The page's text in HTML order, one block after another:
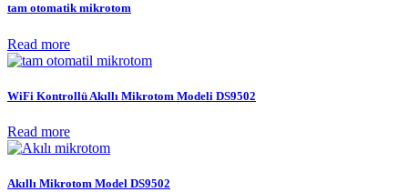
tam otomatik mikrotom
Read more
WiFi Kontrollü Akıllı Mikrotom Modeli DS9502
Read more
Akıllı Mikrotom Model DS9502